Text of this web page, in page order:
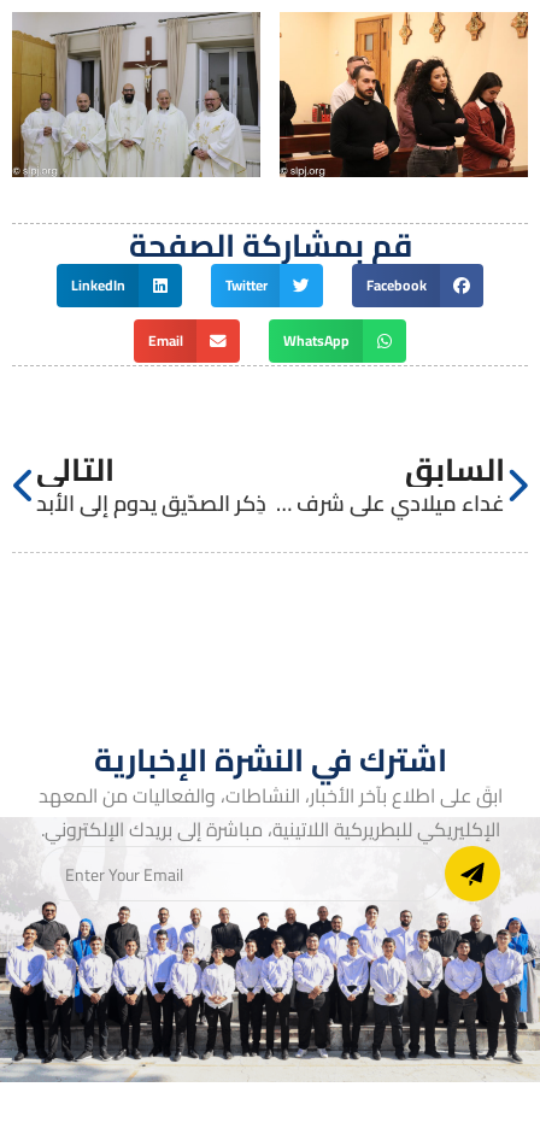
قم بمشاركة الصفحة
Facebook
Twitter
LinkedIn
WhatsApp
Email
السابق
غداء ميلادي على شرف الهيئة التدريسية لكلية الفلسفة واللاهوت
التالي
ذِكر الصدّيق يدوم إلى الأبد
اشترك في النشرة الإخبارية
ابقَ على اطلاع بآخر الأخبار، النشاطات، والفعاليات من المعهد
الإكليريكي للبطريركية اللاتينية، مباشرة إلى بريدك الإلكتروني.